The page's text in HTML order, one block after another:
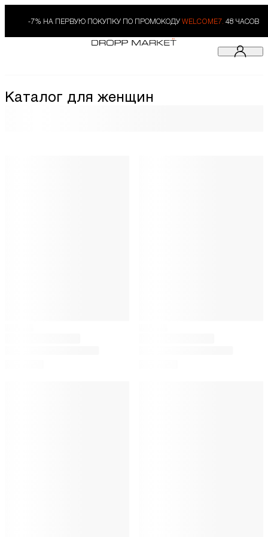
-7% НА ПЕРВУЮ ПОКУПКУ ПО ПРОМОКОДУ WELCOME7. 48 ЧАСОВ
Каталог для женщин